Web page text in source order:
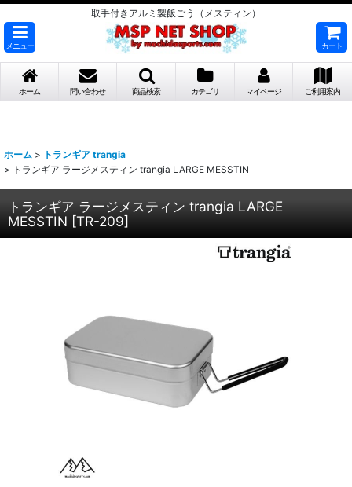
取手付きアルミ製飯ごう（メスティン）
メニュー カート
ホーム 問い合わせ 商品検索 カテゴリ マイページ ご利用案内
ホーム > トランギア trangia
> トランギア ラージメスティン trangia LARGE MESSTIN
トランギア ラージメスティン trangia LARGE
MESSTIN [TR-209]